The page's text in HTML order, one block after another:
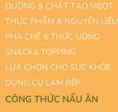
ĐƯỜNG & CHẤT TẠO NGỌT
THỰC PHẨM & NGUYÊN LIỆU
PHA CHẾ & THỨC UỐNG
SNACK& TOPPING
LỰA CHỌN CHO SỨC KHỎE
DỤNG CỤ LÀM BẾP
CÔNG THỨC NẤU ĂN